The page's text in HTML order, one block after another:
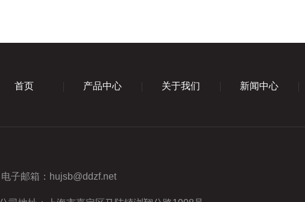
首页 产品中心 关于我们 新闻中心
电子邮箱： hujsb@ddzf.net